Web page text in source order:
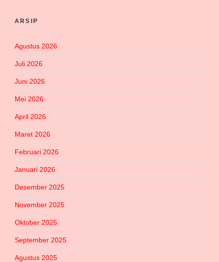
ARSIP
Agustus 2026
Juli 2026
Juni 2026
Mei 2026
April 2026
Maret 2026
Februari 2026
Januari 2026
Desember 2025
November 2025
Oktober 2025
September 2025
Agustus 2025